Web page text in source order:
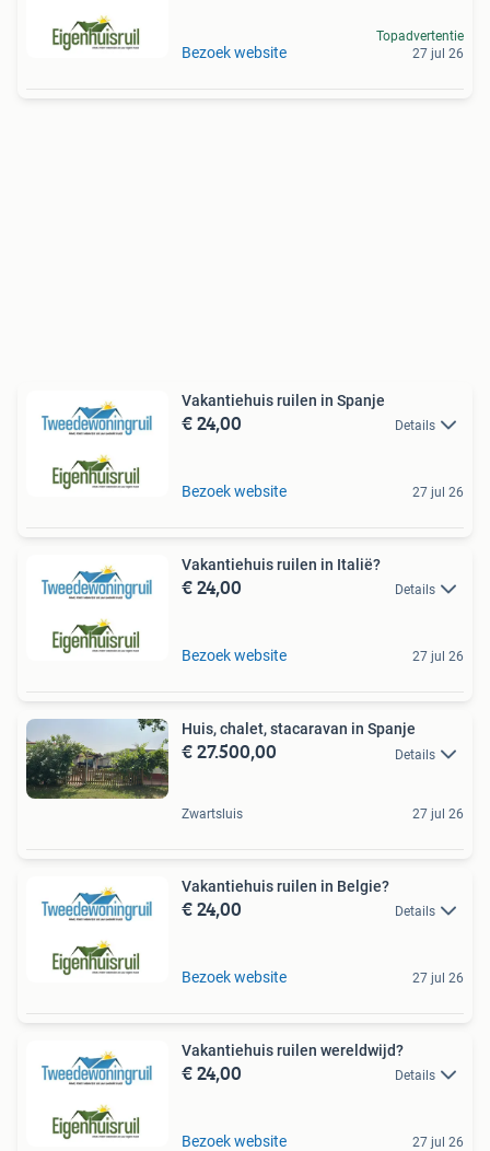
Bezoek website
Topadvertentie
27 jul 26
Vakantiehuis ruilen in Spanje
€ 24,00 Details
Bezoek website 27 jul 26
Vakantiehuis ruilen in Italië?
€ 24,00 Details
Bezoek website 27 jul 26
Huis, chalet, stacaravan in Spanje
€ 27.500,00 Details
Zwartsluis 27 jul 26
Vakantiehuis ruilen in Belgie?
€ 24,00 Details
Bezoek website 27 jul 26
Vakantiehuis ruilen wereldwijd?
€ 24,00 Details
Bezoek website 27 jul 26